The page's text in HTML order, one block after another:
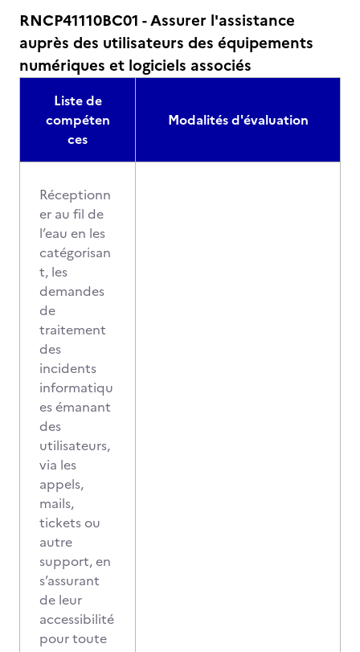
RNCP41110BC01 - Assurer l'assistance
auprès des utilisateurs des équipements
numériques et logiciels associés
Liste de
compéten
ces
Modalités d'évaluation
Réceptionn
er au fil de
l’eau en les
catégorisan
t, les
demandes
de
traitement
des
incidents
informatiqu
es émanant
des
utilisateurs,
via les
appels,
mails,
tickets ou
autre
support, en
s’assurant
de leur
accessibilité
pour toute